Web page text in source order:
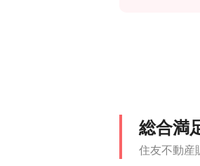
総合満
住友不動産